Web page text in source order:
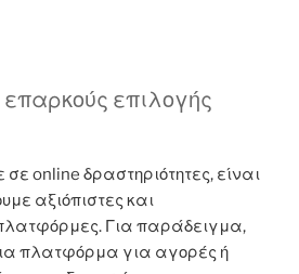
επιλογής
online δραστηριότητες, είναι
αξιόπιστες και
Για παράδειγμα,
πλατφόρμα για αγορές ή